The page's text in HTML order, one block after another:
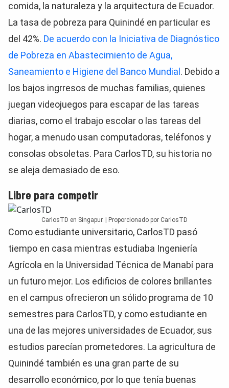
comida, la naturaleza y la arquitectura de Ecuador.
La tasa de pobreza para Quinindé en particular es
del 42%. De acuerdo con la Iniciativa de Diagnóstico
de Pobreza en Abastecimiento de Agua,
Saneamiento e Higiene del Banco Mundial . Debido a
los bajos ingrresos de muchas familias, quienes
juegan videojuegos para escapar de las tareas
diarias, como el trabajo escolar o las tareas del
hogar, a menudo usan computadoras, teléfonos y
consolas obsoletas. Para CarlosTD, su historia no
se aleja demasiado de eso.
Libre para competir
CarlosTD en Singapur. | Proporcionado por CarlosTD
Como estudiante universitario, CarlosTD pasó
tiempo en casa mientras estudiaba Ingeniería
Agrícola en la Universidad Técnica de Manabí para
un futuro mejor. Los edificios de colores brillantes
en el campus ofrecieron un sólido programa de 10
semestres para CarlosTD, y como estudiante en
una de las mejores universidades de Ecuador, sus
estudios parecían prometedores. La agricultura de
Quinindé también es una gran parte de su
desarrollo económico, por lo que tenía buenas